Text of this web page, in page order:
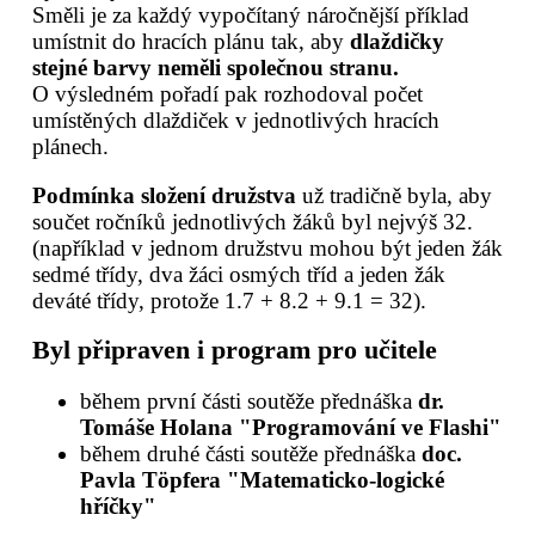
Směli je za každý vypočítaný náročnější příklad
umístnit do hracích plánu tak, aby dlaždičky
stejné barvy neměli společnou stranu.
O výsledném pořadí pak rozhodoval počet
umístěných dlaždiček v jednotlivých hracích
plánech.
Podmínka složení družstva už tradičně byla, aby
součet ročníků jednotlivých žáků byl nejvýš 32.
(například v jednom družstvu mohou být jeden žák
sedmé třídy, dva žáci osmých tříd a jeden žák
deváté třídy, protože 1.7 + 8.2 + 9.1 = 32).
Byl připraven i program pro učitele
během první části soutěže přednáška dr.
Tomáše Holana "Programování ve Flashi"
během druhé části soutěže přednáška doc.
Pavla Töpfera "Matematicko-logické
hříčky"